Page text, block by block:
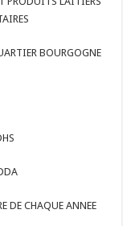
BOURGOGNE
DE CHAQUE ANNEE